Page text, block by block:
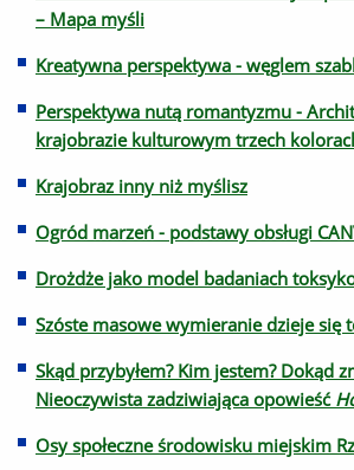
– Mapa myśli
Kreatywna perspektywa - węglem
Perspektywa nutą romantyzmu -
krajobrazie kulturowym trzech
Krajobraz inny niż myślisz
Ogród marzeń - podstawy obsługi
Drożdże jako model badaniach
Szóste masowe wymieranie dzieje się
Skąd przybyłem? Kim jestem? Dokąd
Nieoczywista zadziwiająca opowieść
Osy społeczne środowisku miejskim